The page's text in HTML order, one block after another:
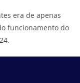
era de apenas
funcionamento do